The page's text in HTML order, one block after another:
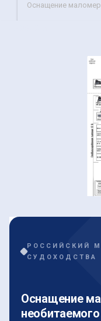
Оснащение
РОССИЙСКИЙ
СУДОХОДСТВА
Оснащение